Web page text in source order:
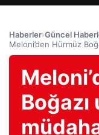
Haberler›Güncel
Meloni’den Hürmüz
Boğazı